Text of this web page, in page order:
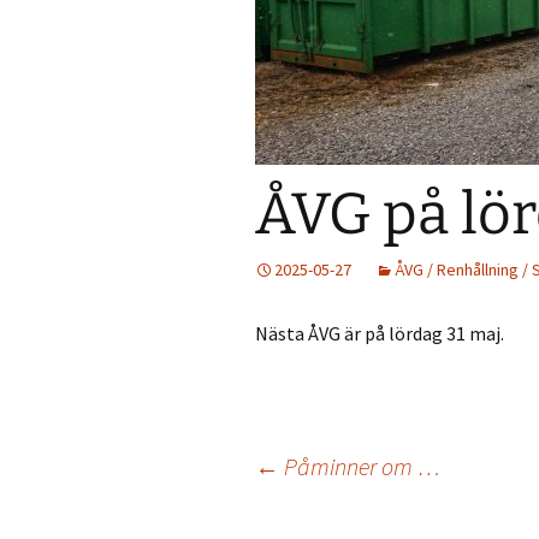
Holmökartor
Info från LBR
Holmöns
Om förstudien
Holmömodellen
Gamla
ÅVG på
2025-05-27 ÅVG / Renhållning /
Nästa ÅVG är på lördag 31 maj.
Inläggsnavigering
← Påminner om …